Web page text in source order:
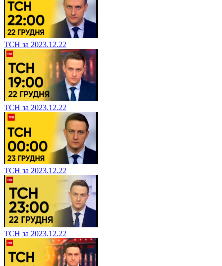
ТСН за 2023.12.22
ТСН за 2023.12.22
ТСН за 2023.12.22
ТСН за 2023.12.22